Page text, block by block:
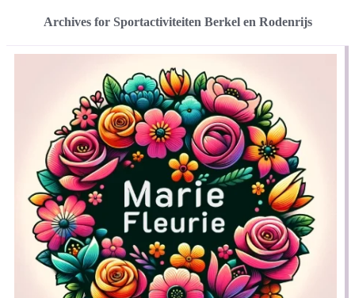
Archives for Sportactiviteiten Berkel en Rodenrijs